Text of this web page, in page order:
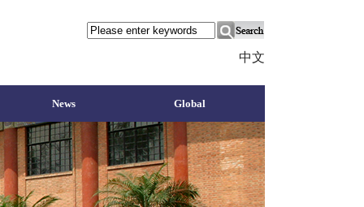
中文
News Global